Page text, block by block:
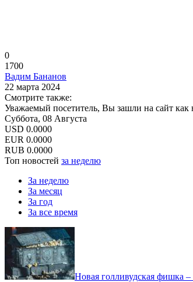
0
1700
Вадим Бананов
22 марта 2024
Смотрите также:
Уважаемый посетитель, Вы зашли на сайт как
Суббота, 08 Августа
USD 0.0000
EUR 0.0000
RUB 0.0000
Топ новостей за неделю
За неделю
За месяц
За год
За все время
Новая голливудская фишка